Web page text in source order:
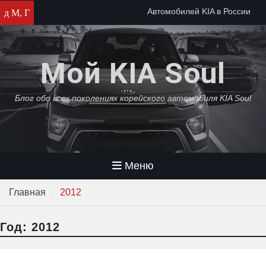
содержимому
д М, Г
Автомобилей KIA в России
осталось на два месяца
Автомобили KIA прекратят
собирать в России
KIA среди самых популярных
автомобилей в России 2022
года
Мой KIA Soul
Блог обо всех поколениях корейского автомобиля KIA Soul
Меню
Главная 2012
Год: 2012